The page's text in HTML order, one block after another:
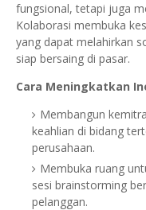
fungsional, tetapi juga
Kolaborasi membuka
yang dapat melahirkan
siap bersaing di pasar.
Cara Meningkatkan
Membangun
keahlian di bidang
perusahaan.
Membuka ruang
sesi brainstorming
pelanggan.